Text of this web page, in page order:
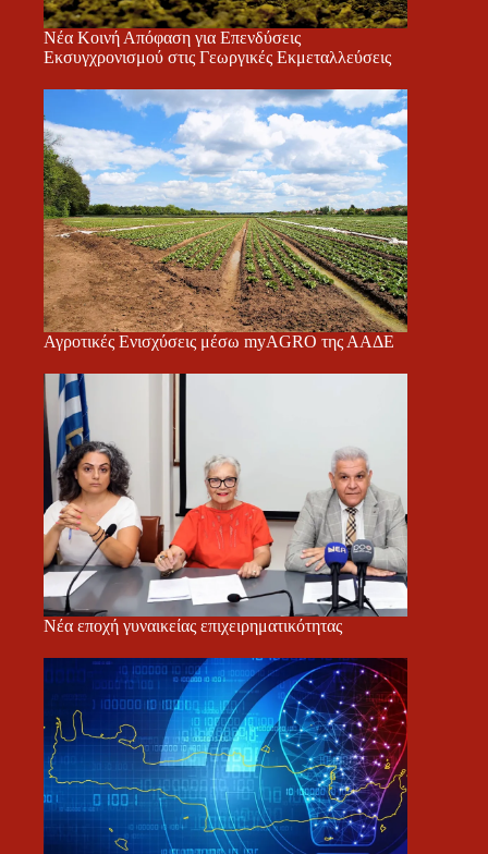
Νέα Κοινή Απόφαση για Επενδύσεις
Εκσυγχρονισμού στις Γεωργικές Εκμεταλλεύσεις
Αγροτικές Ενισχύσεις μέσω myAGRO της ΑΑΔΕ
Νέα εποχή γυναικείας επιχειρηματικότητας